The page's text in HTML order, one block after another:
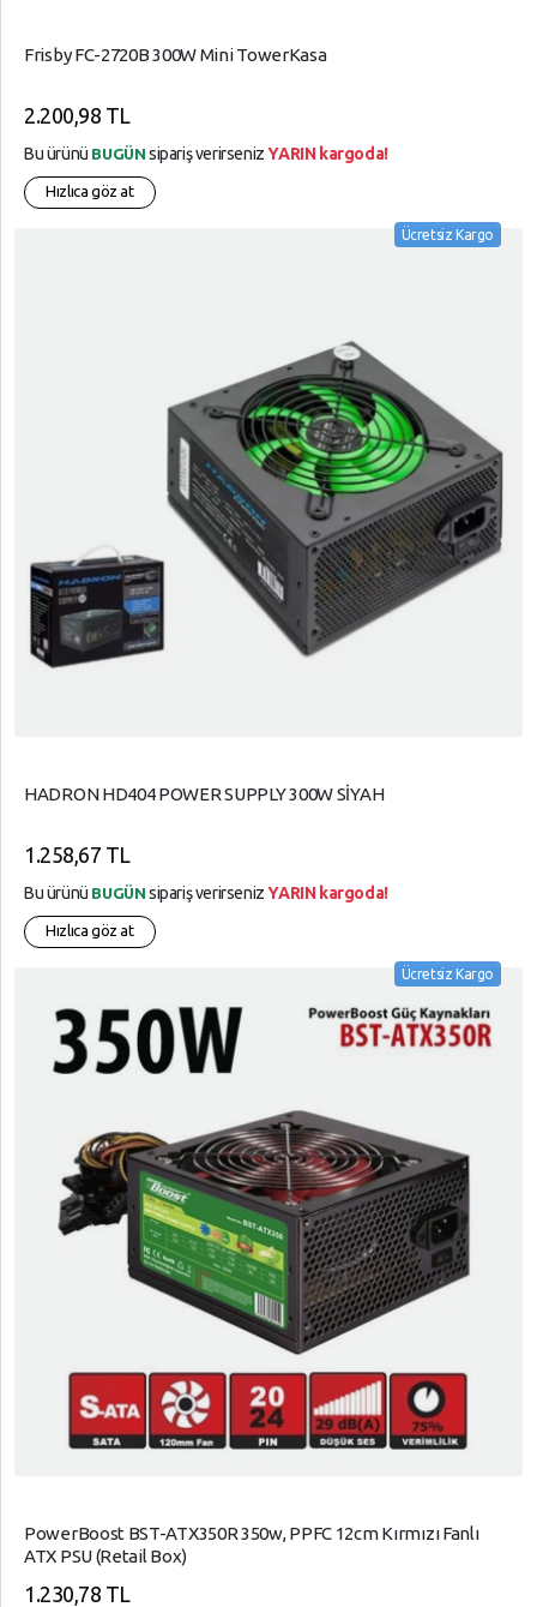
Frisby FC-2720B 300W Mini TowerKasa
2.200,98 TL
Bu ürünü BUGÜN sipariş verirsenizYARIN kargoda!
Hızlıca göz at
Ücretsiz Kargo
HADRON HD404 POWER SUPPLY 300W SİYAH
1.258,67 TL
Bu ürünü BUGÜN sipariş verirsenizYARIN kargoda!
Hızlıca göz at
Ücretsiz Kargo
PowerBoost BST-ATX350R 350w, PPFC 12cm Kırmızı Fanlı
ATX PSU (Retail Box)
1.230,78 TL